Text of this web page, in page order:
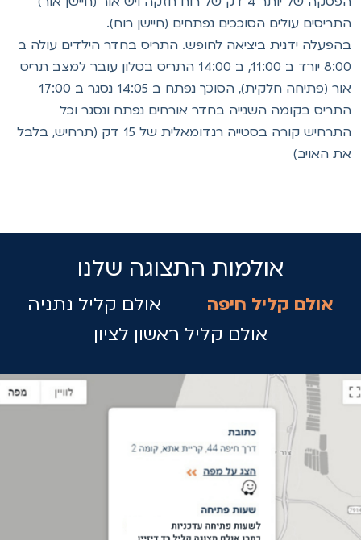
עולים הסוככים נפתחים (חיישן רוח).
ידנית ביציאה לחופש. התריס בחדר הילדים עולה ב
8:00 יורד ב 11:00, ב 14:00 התריס בסלון עובר למצב תריס
אור (פתיחה חלקית), הסוכך נפתח ב 14:05 נסגר ב 17:00
בקומה השנייה בחדר אורחים נפתח ונסגר וכל
התרחיש קורה בסטייה רנדומאלית של 15 דק (תרחיש, בלבל
האויב)
אולמות התצוגה שלנו
אולם קליל חיפה
אולם קליל נתניה
אולם קליל ראשון לציון